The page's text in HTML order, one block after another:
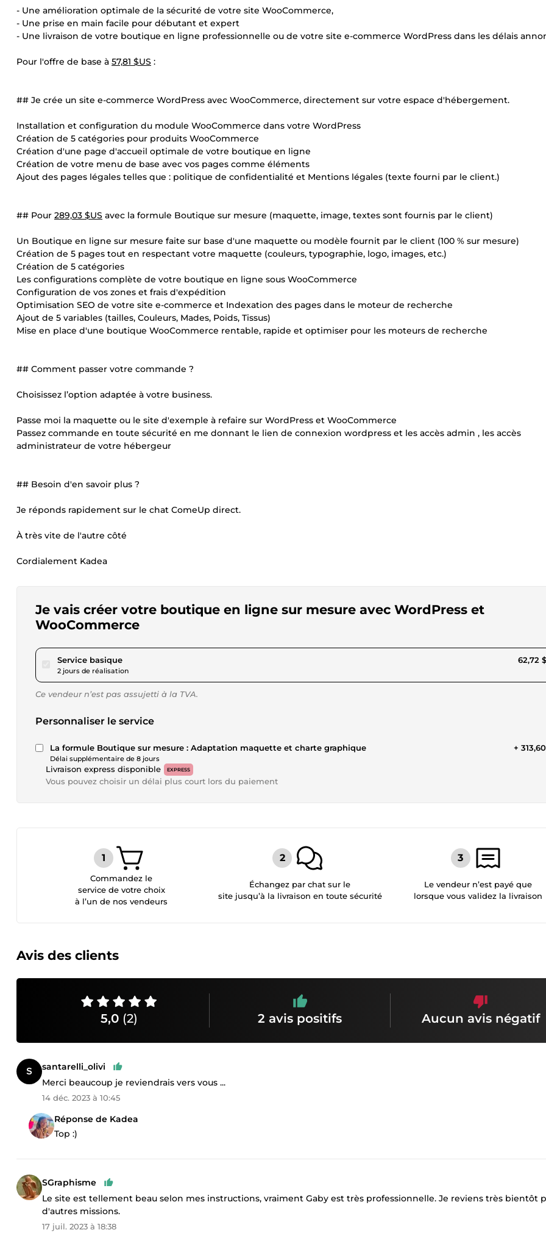
- Une amélioration optimale de la sécurité de votre site WooCommerce,
- Une prise en main facile pour débutant et expert
- Une livraison de votre boutique en ligne professionnelle ou de votre site e-commerce WordPress dans les délais
Pour l'offre de base à 57,81 $US :
## Je crée un site e-commerce WordPress avec WooCommerce, directement sur votre espace d'hébergement.
Installation et configuration du module WooCommerce dans votre WordPress
Création de 5 catégories pour produits WooCommerce
Création d'une page d'accueil optimale de votre boutique en ligne
Création de votre menu de base avec vos pages comme éléments
Ajout des pages légales telles que : politique de confidentialité et Mentions légales (texte fourni par le client.)
## Pour 289,03 $US avec la formule Boutique sur mesure (maquette, image, textes sont fournis par le client)
Un Boutique en ligne sur mesure faite sur base d'une maquette ou modèle fournit par le client (100 % sur mesure)
Création de 5 pages tout en respectant votre maquette (couleurs, typographie, logo, images, etc.)
Création de 5 catégories
Les configurations complète de votre boutique en ligne sous WooCommerce
Configuration de vos zones et frais d'expédition
Optimisation SEO de votre site e-commerce et Indexation des pages dans le moteur de recherche
Ajout de 5 variables (tailles, Couleurs, Mades, Poids, Tissus)
Mise en place d'une boutique WooCommerce rentable, rapide et optimiser pour les moteurs de recherche
## Comment passer votre commande ?
Choisissez l’option adaptée à votre business.
Passe moi la maquette ou le site d'exemple à refaire sur WordPress et WooCommerce
Passez commande en toute sécurité en me donnant le lien de connexion wordpress et les accès admin , les accès
administrateur de votre hébergeur
## Besoin d'en savoir plus ?
Je réponds rapidement sur le chat ComeUp direct.
À très vite de l'autre côté
Cordialement Kadea
Je vais créer votre boutique en ligne sur mesure avec WordPress et
WooCommerce
Service basiquepour 57,81 $US
2 jours de réalisation
62,72
Ce vendeur n’est pas assujetti à la TVA.
Personnaliser le service
La formule Boutique sur mesure : Adaptation maquette et charte graphique
Délai supplémentaire de 8 jours
+
Livraison express disponible EXPRESS
Vous pouvez choisir un délai plus court lors du paiement
Commandez le
service de votre choix
à l’un de nos vendeurs
Échangez par chat sur le
site jusqu’à la livraison en toute sécurité
Le vendeur n’est payé que
lorsque vous validez la livraison
Avis des clients
5,0 (2) 2 avis positifs Aucun avis négatif
santarelli_olivi
Merci beaucoup je reviendrais vers vous ...
14 déc. 2023 à 10:45
Réponse de Kadea
Top :)
SGraphisme
Le site est tellement beau selon mes instructions, vraiment Gaby est très professionnelle. Je reviens très bientôt
d'autres missions.
17 juil. 2023 à 18:38